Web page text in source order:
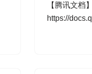
【腾讯文档
https://